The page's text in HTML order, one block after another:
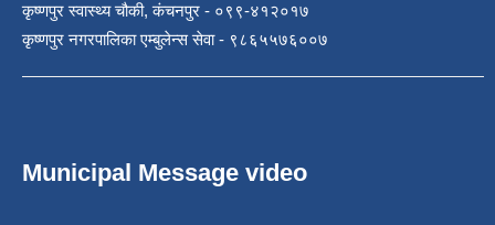
कृष्णपुर स्वास्थ्य चौकी, कंचनपुर - ०९९-४१२०१७
कृष्णपुर नगरपालिका एम्बुलेन्स सेवा - ९८६५५७६००७
Municipal Message video